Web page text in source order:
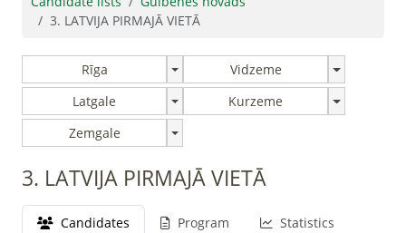
3. LATVIJA PIRMAJĀ VIETĀ
Rīga
Vidzeme
Latgale
Kurzeme
Zemgale
3. LATVIJA PIRMAJĀ VIETĀ
Candidates Program Statistics